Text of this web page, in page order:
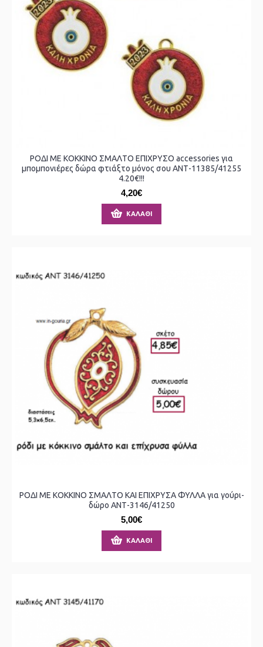
ΡΟΔΙ ΜΕ ΚΟΚΚΙΝΟ ΣΜΑΛΤΟ ΕΠΙΧΡΥΣΟ accessories για
μπομπονιέρες δώρα φτιάξτο μόνος σου ΑΝΤ-11385/41255
4.20€!!!
4,20€
ΚΑΛΆΘΙ
ΡΟΔΙ ΜΕ ΚΟΚΚΙΝΟ ΣΜΑΛΤΟ ΚΑΙ ΕΠΙΧΡΥΣΑ ΦΥΛΛΑ για γούρι-
δώρο ΑΝΤ-3146/41250
5,00€
ΚΑΛΆΘΙ